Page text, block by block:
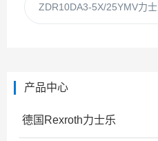
产品中心
德国Rexroth力士乐